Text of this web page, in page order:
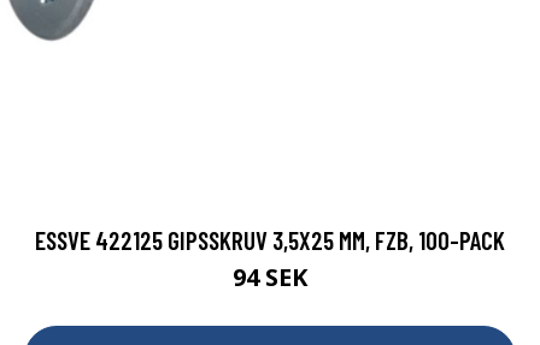
ESSVE 422125 GIPSSKRUV 3,5X25 MM, FZB, 100-PACK
94 SEK